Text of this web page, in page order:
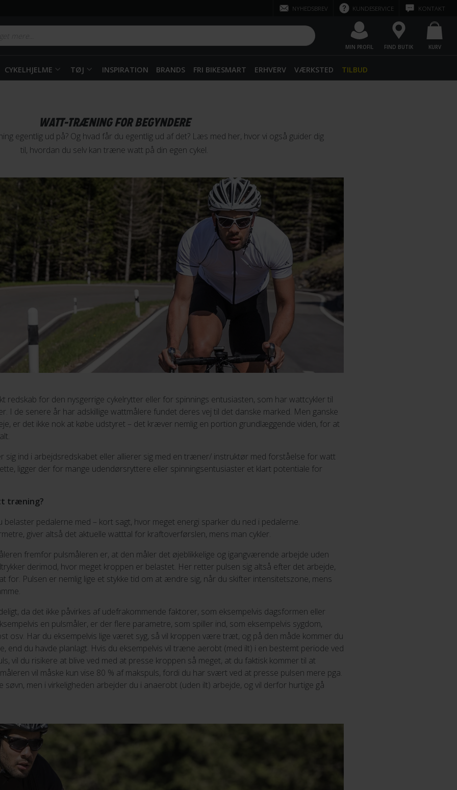
NYHEDSBREV KUNDESERVICE KONTAKT
MIN PROFIL FIND BUTIK KURV
CYKELHJELME TØJ INSPIRATION BRANDS FRI BIKESMART ERHVERV VÆRKSTED TILBUD
WATT-TRÆNING FOR BEGYNDERE
egentlig ud på? Og hvad får du egentlig ud af det? Læs med her, hvor vi også guider dig
til, hvordan du selv kan træne watt på din egen cykel.
for den nysgerrige cykelrytter eller for spinnings entusiasten, som har wattcykler til
I de senere år har adskillige wattmålere fundet deres vej til det danske marked. Men ganske
er det ikke nok at købe udstyret – det kræver nemlig en portion grundlæggende viden, for at
sig ind i arbejdsredskabet eller allierer sig med en træner/ instruktør med forståelse for watt
ligger der for mange udendørsryttere eller spinningsentusiaster et klart potentiale for
træning?
pedalerne med – kort sagt, hvor meget energi sparker du ned i pedalerne.
giver altså det aktuelle watttal for kraftoverførslen, mens man cykler.
fremfor pulsmåleren er, at den måler det øjeblikkelige og igangværende arbejde uden
derimod, hvor meget kroppen er belastet. Her retter pulsen sig altså efter det arbejde,
for. Pulsen er nemlig lige et stykke tid om at ændre sig, når du skifter intensitetszone, mens
da det ikke påvirkes af udefrakommende faktorer, som eksempelvis dagsformen eller
en pulsmåler, er der flere parametre, som spiller ind, som eksempelvis sygdom,
osv. Har du eksempelvis lige været syg, så vil kroppen være træt, og på den måde kommer du
end du havde planlagt. Hvis du eksempelvis vil træne aerobt (med ilt) i en bestemt periode ved
vil du risikere at blive ved med at presse kroppen så meget, at du faktisk kommer til at
vil måske kun vise 80 % af makspuls, fordi du har svært ved at presse pulsen mere pga.
men i virkeligheden arbejder du i anaerobt (uden ilt) arbejde, og vil derfor hurtige gå